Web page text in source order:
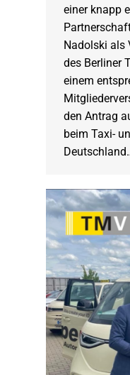
einer knapp
Nadolski als
des Berliner
einem
den Antrag
beim Taxi-